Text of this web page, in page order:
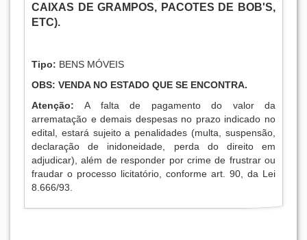
CAIXAS DE GRAMPOS, PACOTES DE BOB'S,
ETC).
Tipo: BENS MÓVEIS
OBS: VENDA NO ESTADO QUE SE ENCONTRA.
Atenção:A falta de pagamento do valor da
arrematação e demais despesas no prazo indicado no
edital, estará sujeito a penalidades (multa, suspensão,
declaração de inidoneidade, perda do direito em
adjudicar), além de responder por crime de frustrar ou
fraudar o processo licitatório, conforme art. 90, da Lei
8.666/93.